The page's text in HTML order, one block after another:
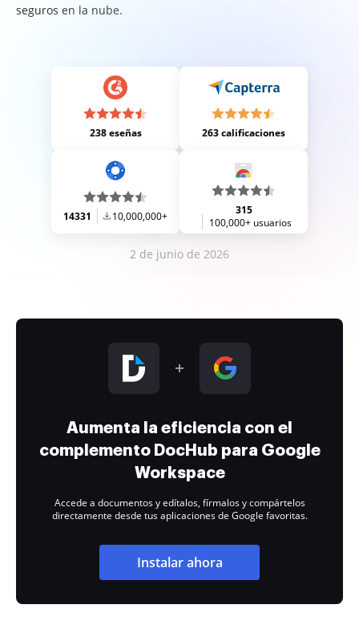
seguros en la nube.
238 eseñas 263 calificaciones
14331 10,000,000+
315
100,000+ usuarios
2 de junio de 2026
Aumenta la eficiencia con el
complemento DocHub para Google
Workspace
Accede a documentos y edítalos, fírmalos y compártelos
directamente desde tus aplicaciones de Google favoritas.
Instalar ahora